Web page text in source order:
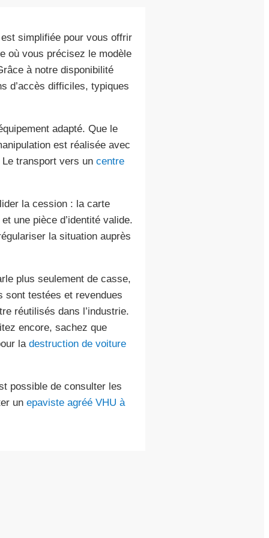
simplifiée pour vous offrir
où vous précisez le modèle
à notre disponibilité
d’accès difficiles, typiques
adapté. Que le
est réalisée avec
transport vers un centre
la cession : la carte
une pièce d’identité valide.
la situation auprès
plus seulement de casse,
sont testées et revendues
réutilisés dans l’industrie.
encore, sachez que
la destruction de voiture
possible de consulter les
un epaviste agréé VHU à